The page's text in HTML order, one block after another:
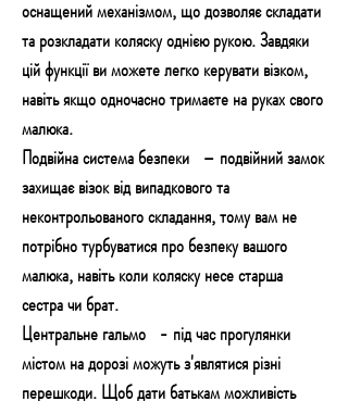
оснащений механізмом, що дозволяє складати
та розкладати коляску однією рукою. Завдяки
цій функції ви можете легко керувати візком,
навіть якщо одночасно тримаєте на руках свого
малюка.
Подвійна система безпеки – подвійний замок
захищає візок від випадкового та
неконтрольованого складання, тому вам не
потрібно турбуватися про безпеку вашого
малюка, навіть коли коляску несе старша
сестра чи брат.
Центральне гальмо - під час прогулянки
містом на дорозі можуть з'являтися різні
перешкоди. Щоб дати батькам можливість